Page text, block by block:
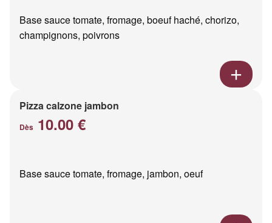
Base sauce tomate, fromage, boeuf haché, chorizo,
champignons, poivrons
Pizza calzone jambon
Dès 10.00 €
Base sauce tomate, fromage, jambon, oeuf